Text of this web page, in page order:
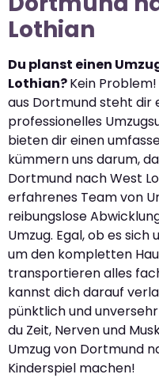
Lothian
Du planst einen
Lothian?Kein
aus Dortmund steht dir
professionelles
bieten dir einen
kümmern uns darum,
Dortmund nach West
erfahrenes Team von
reibungslose
Umzug. Egal, ob es
um den kompletten
transportieren alles
kannst dich darauf
pünktlich und
du Zeit, Nerven und
Umzug von Dortmund
Kinderspiel machen!